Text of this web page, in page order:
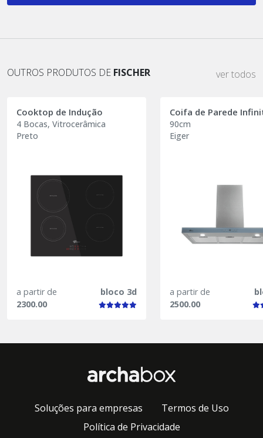
Apresenta manipulador de metal com acendimento
OUTROS PRODUTOS DE FISCHER ver todos
Cooktop de Indução
4 Bocas, Vitrocerâmica
Preto
a partir de
2300.00
bloco 3d
Coifa de Parede
90cm
Eiger
a partir de
2500.00
Soluções para empresas
Termos de Uso
Política de Privacidade